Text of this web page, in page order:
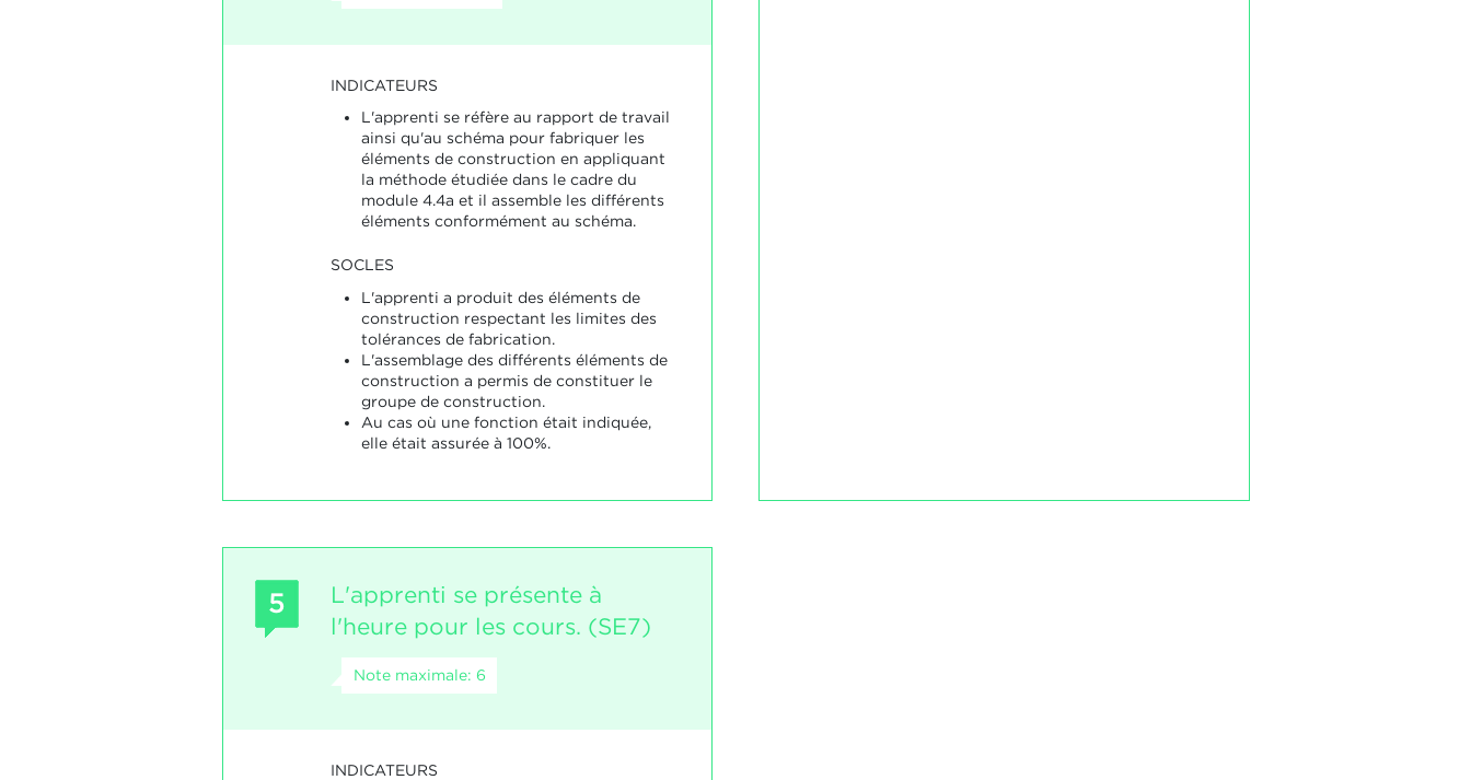
INDICATEURS
L'apprenti se réfère au rapport de travail
ainsi qu'au schéma pour fabriquer les
éléments de construction en appliquant
la méthode étudiée dans le cadre du
module 4.4a et il assemble les différents
éléments conformément au schéma.
SOCLES
L'apprenti a produit des éléments de
construction respectant les limites des
tolérances de fabrication.
L'assemblage des différents éléments de
construction a permis de constituer le
groupe de construction.
Au cas où une fonction était indiquée,
elle était assurée à 100%.
5
L'apprenti se présente à
l'heure pour les cours. (SE7)
Note maximale: 6
INDICATEURS